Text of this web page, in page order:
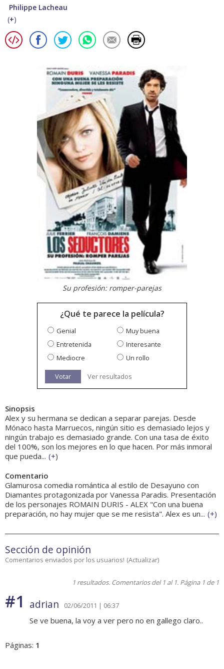
Philippe Lacheau
(+)
Su profesión: romper-parejas
¿Qué te parece la película?
Genial
Muy buena
Entretenida
Interesante
Mediocre
Un rollo
Votar Ver resultados
Sinopsis
Alex y su hermana se dedican a separar parejas. Desde
Mónaco hasta Marruecos, ningún sitio es demasiado lejos y
ningún trabajo es demasiado grande. Con una tasa de éxito
del 100%, son los mejores en lo que hacen. Por más inmoral
que pueda... (+)
Comentario
Glamurosa comedia romántica al estilo de Desayuno con
Diamantes protagonizada por Vanessa Paradis. Presentación
de los personajes ROMAIN DURIS - ALEX "Con una buena
preparación, no hay mujer que se me resista". Alex es un... (+)
Sección de opinión
Comentarios enviados por los usuarios! (Actualizar)
1 resultados. Comentarios del 1 al 1. Página 1 de 1
#1 adrian 02/06/2011 | 06:37
Se ve buena, la voy a ver pero no en gallego claro..
Páginas: 1